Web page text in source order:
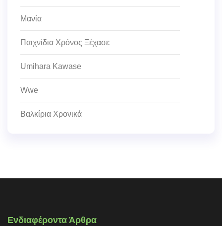
Μανία
Παιχνίδια Χρόνος Ξέχασε
Umihara Kawase
Wwe
Βαλκίρια Χρονικά
Ενδιαφέροντα Άρθρα